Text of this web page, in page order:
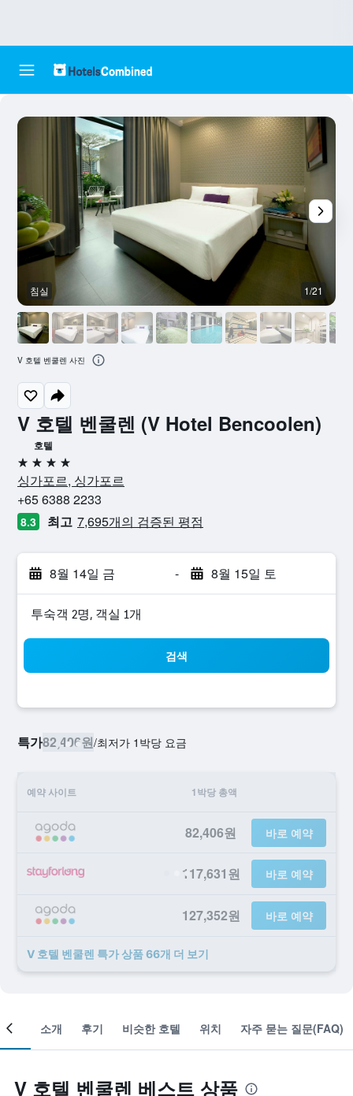
V 호텔 벤쿨렌 (V Hotel Bencoolen)
호텔
4성급
싱가포르, 싱가포르
+65 6388 2233
8.3 최고 7,695개의 검증된 평점
8월 14일 금 - 8월 15일 토
​투숙객 2​명, ​객실 1개
검색
특가82,406원/​최저가 1박당 요금
예약 사이트 1박당 총액
82,406원 바로 예약
117,631원 바로 예약
127,352원 바로 예약
V 호텔 벤쿨렌 ​특가 ​상품 66개 ​더 ​보기
침실 1/21
V 호텔 벤쿨렌 사진
객실 소개 후기 비슷한 호텔 위치 자주 묻는 질문(FAQ)
V 호텔 벤쿨렌 베스트 상품